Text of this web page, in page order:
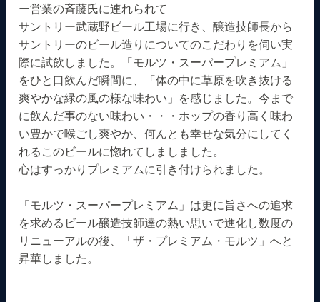
ー営業の斉藤氏に連れられて
サントリー武蔵野ビール工場に行き、醸造技師長から
サントリーのビール造りについてのこだわりを伺い実
際に試飲しました。「モルツ・スーパープレミアム」
をひと口飲んだ瞬間に、「体の中に草原を吹き抜ける
爽やかな緑の風の様な味わい」を感じました。今まで
に飲んだ事のない味わい・・・ホップの香り高く味わ
い豊かで喉ごし爽やか、何んとも幸せな気分にしてく
れるこのビールに惚れてしましました。
心はすっかりプレミアムに引き付けられました。
「モルツ・スーパープレミアム」は更に旨さへの追求
を求めるビール醸造技師達の熱い思いで進化し数度の
リニューアルの後、「ザ・プレミアム・モルツ」へと
昇華しました。